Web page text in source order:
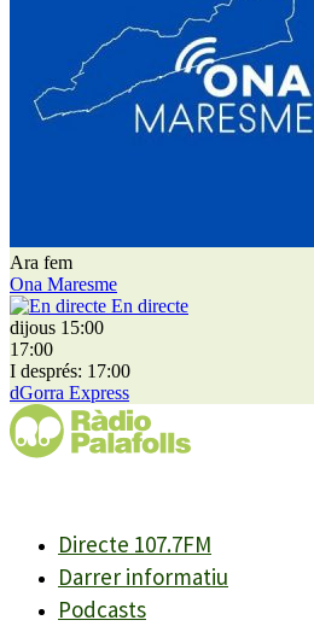
Ara fem
Ona Maresme
En directe
dijous 15:00
17:00
I després: 17:00
dGorra Express
Directe 107.7FM
Darrer informatiu
Podcasts